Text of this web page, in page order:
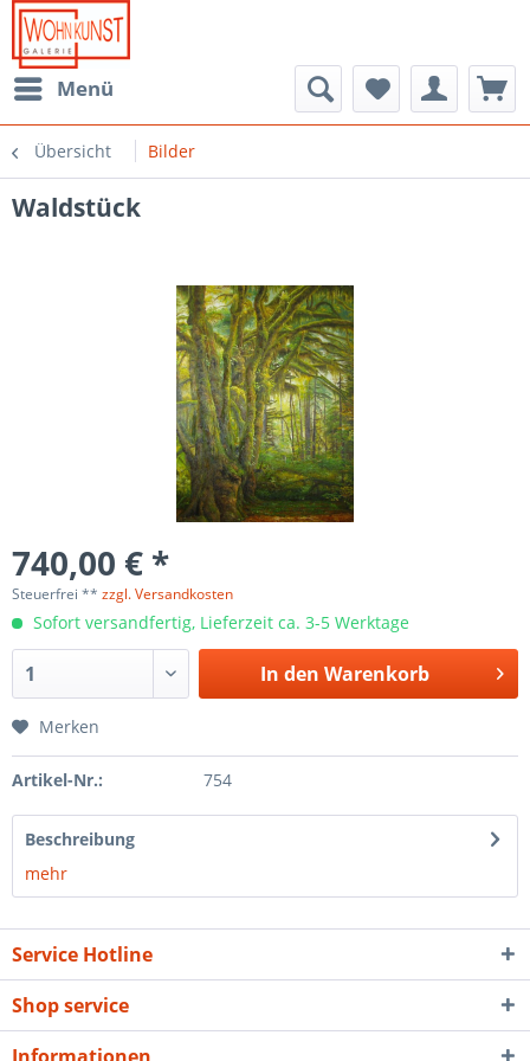
Menü
Übersicht Bilder
Waldstück
740,00 € *
Steuerfrei ** zzgl. Versandkosten
Sofort versandfertig, Lieferzeit ca. 3-5 Werktage
In den Warenkorb
Merken
Artikel-Nr.: 754
Beschreibung
mehr
Service Hotline
Shop service